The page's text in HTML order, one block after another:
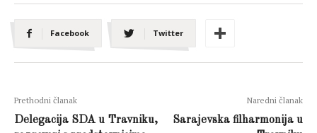
Facebook Twitter
Prethodni članak
Delegacija SDA u Travniku,
Naredni članak
Sarajevska filharmonija u